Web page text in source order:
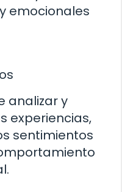
emocionales
analizar y
experiencias,
sentimientos